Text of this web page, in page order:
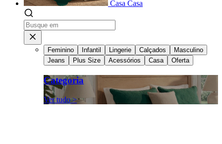
Casa Casa
Feminino Infantil Lingerie Calçados
Masculino
Jeans
Plus Size Acessórios Casa Oferta
Categoria
Ver tudo >